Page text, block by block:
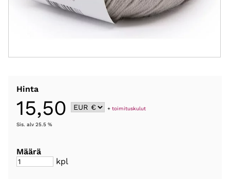
Hinta
15,50 +toimituskulut
Sis. alv 25.5 %
Määrä
kpl